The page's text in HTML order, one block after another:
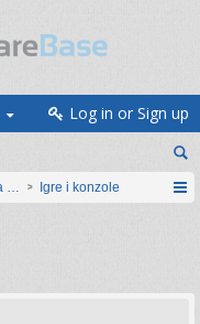
Log in or Sign up
elektronikaIgre i konzole